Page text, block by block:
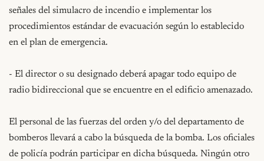
señales del simulacro de incendio e implementar los
procedimientos estándar de evacuación según lo establecido
en el plan de emergencia.
- El director o su designado deberá apagar todo equipo de
radio bidireccional que se encuentre en el edificio amenazado.
El personal de las fuerzas del orden y/o del departamento de
bomberos llevará a cabo la búsqueda de la bomba. Los oficiales
de policía podrán participar en dicha búsqueda. Ningún otro